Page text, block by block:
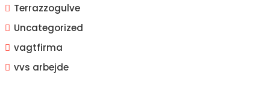
Terrazzogulve
Uncategorized
vagtfirma
vvs arbejde